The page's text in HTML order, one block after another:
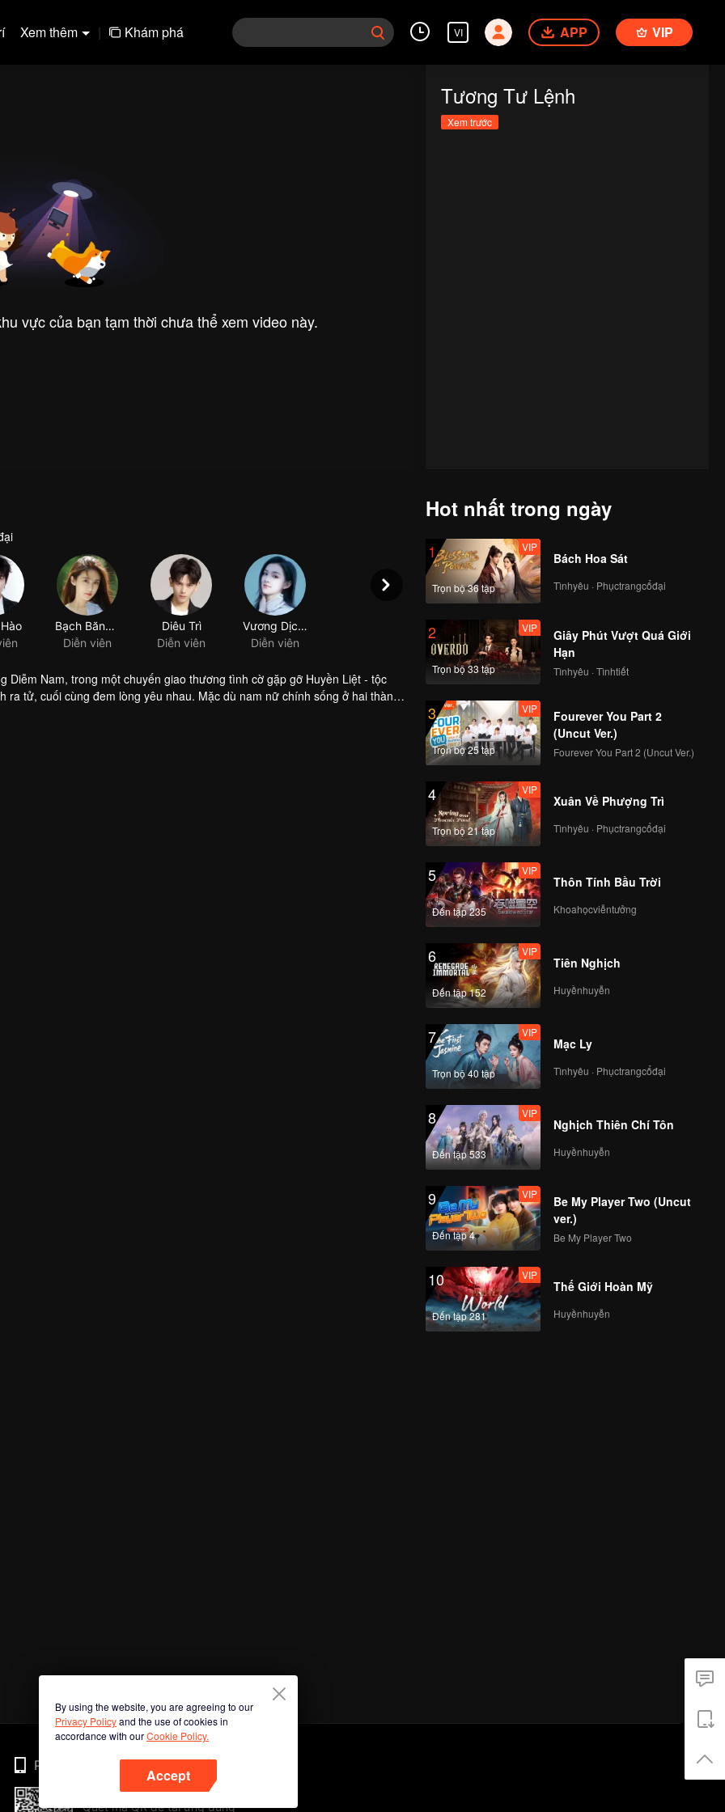
Xem thêm | Khám phá VI APP VIP
vực của bạn tạm thời chưa thể xem video này.
Tương Tư Lệnh
Xem trước
Bạch Băng Khả
Diễn viên
Diêu Trì
Diễn viên
Vương Dịch Đình
Diễn viên
Nam, trong một chuyến giao thương tình cờ gặp gỡ Huyền Liệt - tộc
tử, cuối cùng đem lòng yêu nhau. Mặc dù nam nữ chính sống ở hai thành
dài tiếp xúc và tìm hiểu, hai người đã xóa bỏ định kiến về nhau, khám phá
tình yêu của họ không được người đời ủng hộ, nhưng họ vẫn hết sức trân
Hot nhất trong ngày
1
Trọn bộ 36 tập
VIP
Bách Hoa Sát
Tìnhyêu · Phụctrangcổđại
2
Trọn bộ 33 tập
VIP
Giây Phút Vượt Quá Giới
Hạn
Tìnhyêu · Tìnhtiết
3
Trọn bộ 25 tập
VIP
Fourever You Part 2
(Uncut Ver.)
Fourever You Part 2 (Uncut Ver.)
4
Trọn bộ 21 tập
VIP
Xuân Về Phượng Trì
Tìnhyêu · Phụctrangcổđại
5
Đến tập 235
VIP
Thôn Tính Bầu Trời
Khoahọcviễntưởng
6
Đến tập 152
VIP
Tiên Nghịch
Huyềnhuyễn
7
Trọn bộ 40 tập
VIP
Mạc Ly
Tìnhyêu · Phụctrangcổđại
8
Đến tập 533
VIP
Nghịch Thiên Chí Tôn
Huyềnhuyễn
9
Đến tập 4
VIP
Be My Player Two (Uncut
ver.)
Be My Player Two
10
Đến tập 281
VIP
Thế Giới Hoàn Mỹ
Huyềnhuyễn
By using the website, you are agreeing to our
Privacy Policyand the use of cookies in
accordance with ourCookie Policy.
Accept
Phone
Quét mã QR để tải ứng dụng